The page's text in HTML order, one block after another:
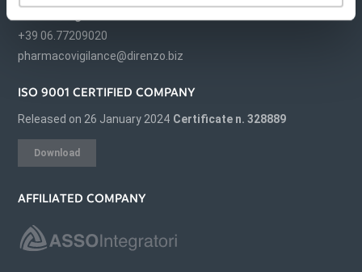
+39 06.77209020
pharmacovigilance@direnzo.biz
ISO 9001 CERTIFIED COMPANY
Released on 26 January 2024 Certificate n. 328889
Download
AFFILIATED COMPANY